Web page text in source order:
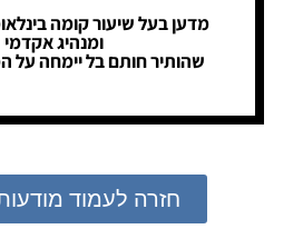
מדען בעל שיעור קומה
ומנהיג אקדמי
שהותיר חותם בל יימחה על
חזרה לעמוד